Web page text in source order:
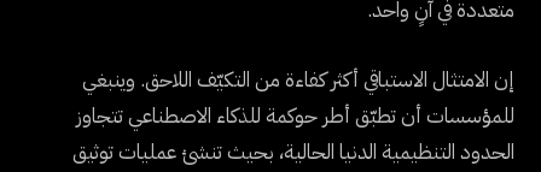
متعددة في آنٍ واحد.
إن الامتثال الاستباقي أكثر كفاءة من التكيّف اللاحق. وينبغي
للمؤسسات أن تطبّق أطر حوكمة للذكاء الاصطناعي تتجاوز
الحدود التنظيمية الدنيا الحالية، بحيث تنشئ عمليات توثيق